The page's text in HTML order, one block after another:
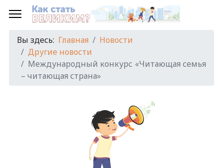
Вы здесь: Главная
Новости
Другие новости
Международный конкурс «Читающая семья
– читающая страна»